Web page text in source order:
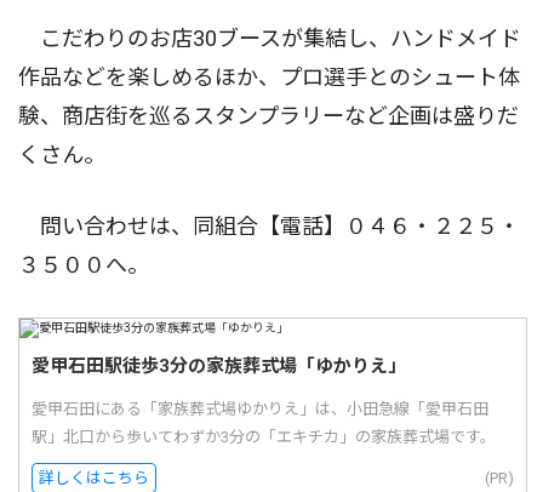
こだわりのお店30ブースが集結し、ハンドメイド
作品などを楽しめるほか、プロ選手とのシュート体
験、商店街を巡るスタンプラリーなど企画は盛りだ
くさん。
問い合わせは、同組合【電話】０４６・２２５・
３５００へ。
愛甲石田駅徒歩3分の家族葬式場「ゆかりえ」
愛甲石田にある「家族葬式場ゆかりえ」は、小田急線「愛甲石田
駅」北口から歩いてわずか3分の「エキチカ」の家族葬式場です。
詳しくはこちら (PR)